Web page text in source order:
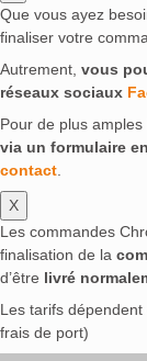
Que vous ayez
finaliser votre
Autrement, vous
réseaux sociaux
Pour de plus
via un formulaire
contact.
X
Les commandes
finalisation de la
d’être livré
Les tarifs
frais de port)